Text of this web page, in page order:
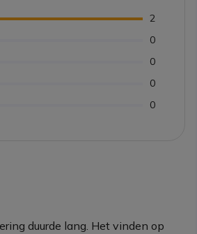
duurde lang. Het vinden op
2
0
0
0
0